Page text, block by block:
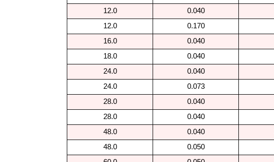
12.0
0.040
12.0
0.170
16.0
0.040
18.0
0.040
24.0
0.040
24.0
0.073
28.0
0.040
28.0
0.040
48.0
0.040
48.0
0.050